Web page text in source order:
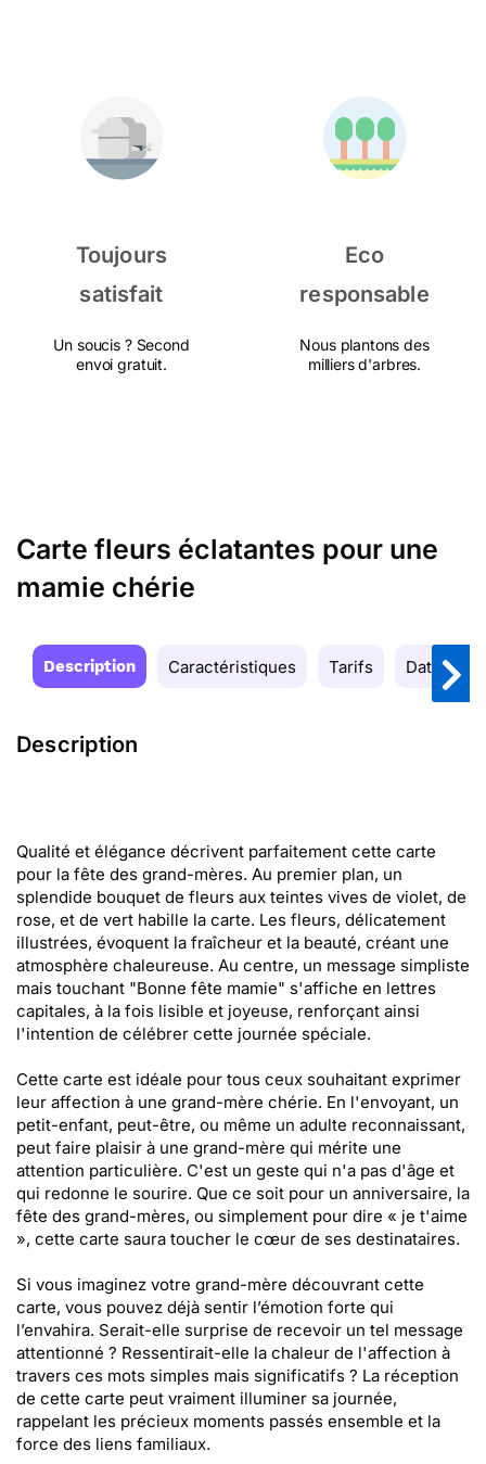
Toujours
satisfait
Un soucis ? Second
envoi gratuit.
Eco
responsable
Nous plantons des
milliers d'arbres.
Carte fleurs éclatantes pour une
mamie chérie
Description Caractéristiques Tarifs Date de
Description
Qualité et élégance décrivent parfaitement cette carte
pour la fête des grand-mères. Au premier plan, un
splendide bouquet de fleurs aux teintes vives de violet, de
rose, et de vert habille la carte. Les fleurs, délicatement
illustrées, évoquent la fraîcheur et la beauté, créant une
atmosphère chaleureuse. Au centre, un message simpliste
mais touchant "Bonne fête mamie" s'affiche en lettres
capitales, à la fois lisible et joyeuse, renforçant ainsi
l'intention de célébrer cette journée spéciale.
Cette carte est idéale pour tous ceux souhaitant exprimer
leur affection à une grand-mère chérie. En l'envoyant, un
petit-enfant, peut-être, ou même un adulte reconnaissant,
peut faire plaisir à une grand-mère qui mérite une
attention particulière. C'est un geste qui n'a pas d'âge et
qui redonne le sourire. Que ce soit pour un anniversaire, la
fête des grand-mères, ou simplement pour dire « je t'aime
», cette carte saura toucher le cœur de ses destinataires.
Si vous imaginez votre grand-mère découvrant cette
carte, vous pouvez déjà sentir l’émotion forte qui
l’envahira. Serait-elle surprise de recevoir un tel message
attentionné ? Ressentirait-elle la chaleur de l'affection à
travers ces mots simples mais significatifs ? La réception
de cette carte peut vraiment illuminer sa journée,
rappelant les précieux moments passés ensemble et la
force des liens familiaux.